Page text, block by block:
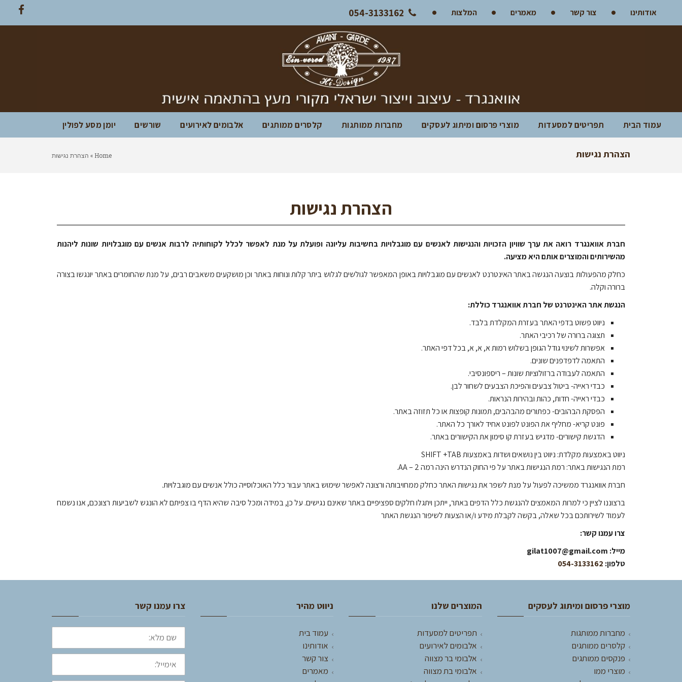
אודותינו צור קשר מאמרים המלצות 054-3133162
עמוד הבית תפריטים למסעדות מוצרי פרסום ומיתוג לעסקים מחברות ממותגות קלסרים ממותגים אלבומים לאירועים שורשים יומן מסע לפולין
הצהרת נגישות Home
» הצהרת נגישות
הצהרת נגישות
חברת אוואנגרד רואה את ערך שוויון הזכויות והנגישות לאנשים עם מוגבלויות בחשיבות עליונה ופועלת על מנת לאפשר לכלל לקוחותיה לרבות אנשים עם מוגבלויות שונות ליהנות
מהשירותים והמוצרים אותם היא מציעה.
כחלק מהפעולות בוצעה הנגשה באתר האינטרנט לאנשים עם מוגבלויות באופן המאפשר לגולשים לגלוש ביתר קלות ונוחות באתר וכן מושקעים משאבים רבים, על מנת שהחומרים באתר יונגשו בצורה
ברורה וקלה.
הנגשת אתר האינטרנט של חברת אוואנגרד כוללת:
ניווט פשוט בדפי האתר בעזרת המקלדת בלבד.
תצוגה ברורה של רכיבי האתר.
אפשרות לשינוי גודל הגופן בשלוש רמות א, א, א, בכל דפי האתר.
התאמה לדפדפנים שונים.
התאמה לעבודה ברזולוציות שונות – ריספונסיבי.
כבדי ראייה- ביטול צבעים והפיכת הצבעים לשחור לבן.
כבדי ראייה- חדות, כהות ובהירות הנראות.
הפסקת הבהובים- כפתורים מהבהבים, תמונות קופצות או כל תזוזה באתר.
פונט קריא- מחליף את הפונט לפונט אחיד לאורך כל האתר.
הדגשת קישורים- מדגיש בעזרת קו סימון את הקישורים באתר.
ניווט באמצעות מקלדת: ניווט בין נושאים ושדות באמצעות SHIFT +TAB
רמת הנגישות באתר: רמת הנגישות באתר על פי החוק הנדרש הינה רמה 2 – AA.
חברת אוואנגרד ממשיכה לפעול על מנת לשפר את נגישות האתר כחלק ממחויבותה ורצונה לאפשר שימוש באתר עבור כלל האוכלוסייה כולל אנשים עם מוגבלויות.
ברצוננו לציין כי למרות המאמצים להנגשת כלל הדפים באתר, ייתכן ויתגלו חלקים ספציפיים באתר שאינם נגישים. על כן, במידה ומכל סיבה שהיא הדף בו צפיתם לא הונגש לשביעות רצונכם, אנו נשמח
לעמוד לשירותכם בכל שאלה, בקשה לקבלת מידע ו/או הצעות לשיפור הנגשת האתר
צרו עמנו קשר:
מייל: gilat1007@gmail.com
טלפון: 054-3133162
מוצרי פרסום ומיתוג לעסקים
מחברות ממותגות
קלסרים ממותגים
פנקסים ממותגים
מוצרי ממו
המוצרים שלנו
תפריטים למסעדות
אלבומים לאירועים
אלבומי בר מצווה
אלבומי בת מצווה
ניווט מהיר
עמוד בית
אודותינו
צור קשר
מאמרים
צרו עמנו קשר
שם
מלא:
אימייל: